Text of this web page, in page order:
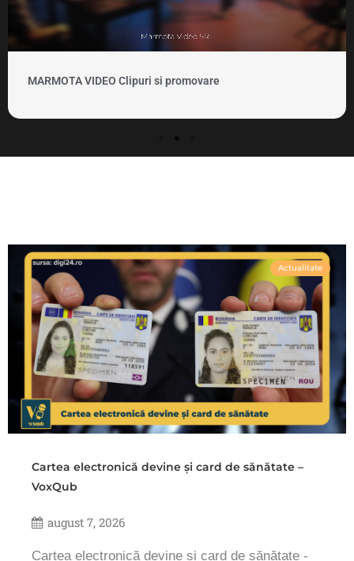
MARMOTA VIDEO Clipuri si promovare
Actualitate
Cartea electronică devine și card de sănătate –
VoxQub
august 7, 2026
Cartea electronică devine și card de sănătate -